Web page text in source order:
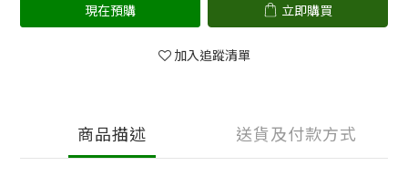
現在預購 立即購買
加入追蹤清單
商品描述 送貨及付款方式